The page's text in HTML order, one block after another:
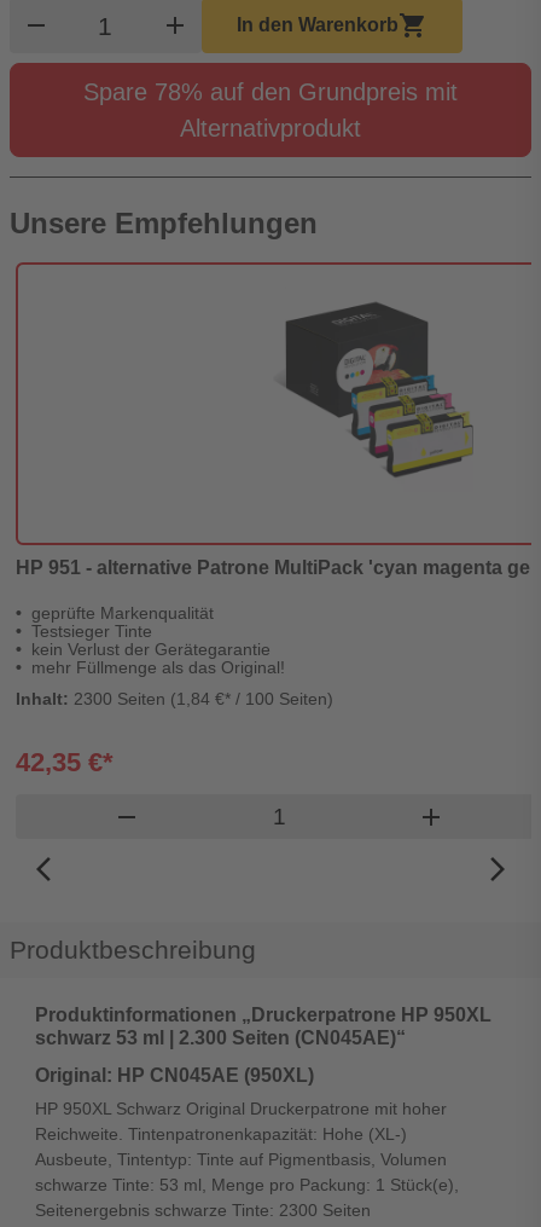
remove Produkt Warenkorb Menge
add In den Warenkorbshopping_cart
Spare 78% auf den Grundpreis mit
Alternativprodukt
Unsere Empfehlungen
HP 951 - alternative Patrone MultiPack 'cyan magenta
geprüfte Markenqualität
Testsieger Tinte
kein Verlust der Gerätegarantie
mehr Füllmenge als das Original!
Inhalt: 2300 Seiten (1,84 €* / 100 Seiten)
42,35 €*
remove Produkt Warenkorb Menge
add
arrow_back_ios_new
arrow_forward_ios
Produktbeschreibung
Produktinformationen „Druckerpatrone HP 950XL
schwarz 53 ml | 2.300 Seiten (CN045AE)“
Original: HP CN045AE (950XL)
HP 950XL Schwarz Original Druckerpatrone mit hoher
Reichweite. Tintenpatronenkapazität: Hohe (XL-)
Ausbeute, Tintentyp: Tinte auf Pigmentbasis, Volumen
schwarze Tinte: 53 ml, Menge pro Packung: 1 Stück(e),
Seitenergebnis schwarze Tinte: 2300 Seiten